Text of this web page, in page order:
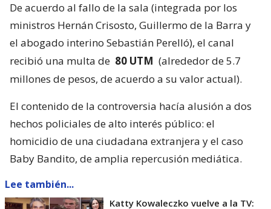
De acuerdo al fallo de la sala (integrada por los
ministros Hernán Crisosto, Guillermo de la Barra y
el abogado interino Sebastián Perelló), el canal
recibió una multa de 80 UTM (alrededor de 5.7
millones de pesos, de acuerdo a su valor actual).
El contenido de la controversia hacía alusión a dos
hechos policiales de alto interés público: el
homicidio de una ciudadana extranjera y el caso
Baby Bandito, de amplia repercusión mediática.
Lee también...
Katty Kowaleczko vuelve a la TV: